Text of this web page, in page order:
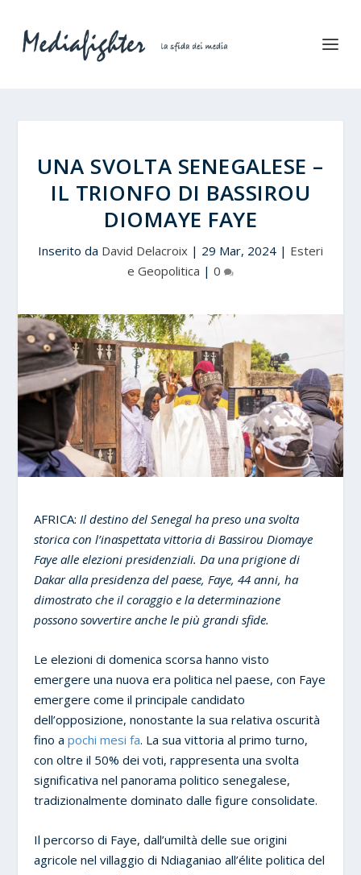
UNA SVOLTA SENEGALESE –
IL TRIONFO DI BASSIROU
DIOMAYE FAYE
Inserito da David Delacroix | 29 Mar, 2024 | Esteri
e Geopolitica | 0
AFRICA: Il destino del Senegal ha preso una svolta
storica con l’inaspettata vittoria di Bassirou Diomaye
Faye alle elezioni presidenziali. Da una prigione di
Dakar alla presidenza del paese, Faye, 44 anni, ha
dimostrato che il coraggio e la determinazione
possono sovvertire anche le più grandi sfide.
Le elezioni di domenica scorsa hanno visto
emergere una nuova era politica nel paese, con Faye
emergere come il principale candidato
dell’opposizione, nonostante la sua relativa oscurità
fino apochi mesi fa. La sua vittoria al primo turno,
con oltre il 50% dei voti, rappresenta una svolta
significativa nel panorama politico senegalese,
tradizionalmente dominato dalle figure consolidate.
Il percorso di Faye, dall’umiltà delle sue origini
agricole nel villaggio di Ndiaganiao all’élite politica del